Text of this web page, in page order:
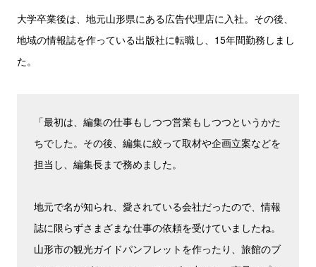
大学卒業後は、地元山形県にある広告代理店に入社。その後、
地域の情報誌を作っている出版社に転職し、15年間勤務しまし
た。
「最初は、編集の仕事もしつつ営業もしつつというかた
ちでした。その後、編集に絞って取材や企画立案などを
担当し、編集長まで務めました。
地元で名が知られ、愛されている会社だったので、情報
誌に限らずさまざまな仕事の依頼を受けていましたね。
山形市の観光ガイドパンフレットを作ったり、旅館のブ